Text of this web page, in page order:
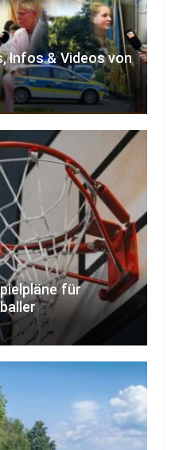
Infos & Videos von
für